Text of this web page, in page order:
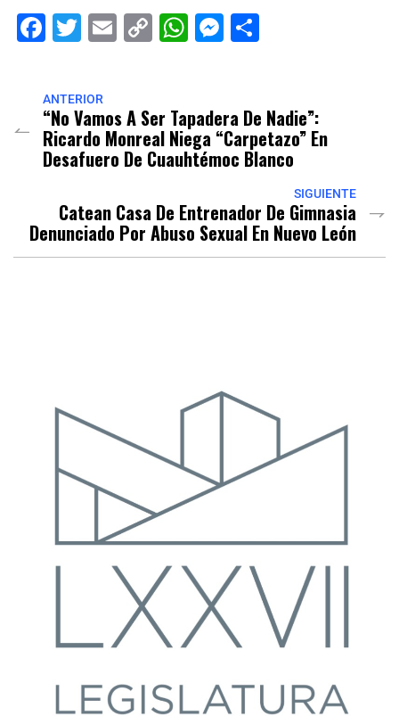
Facebook
Twitter
EmailCopyWhatsApp
Messenger
ANTERIOR
“No Vamos A Ser Tapadera De Nadie”:
Ricardo Monreal Niega “carpetazo” En
Desafuero De Cuauhtémoc Blanco
SIGUIENTE
Catean Casa De Entrenador De Gimnasia
Denunciado Por Abuso Sexual En Nuevo León